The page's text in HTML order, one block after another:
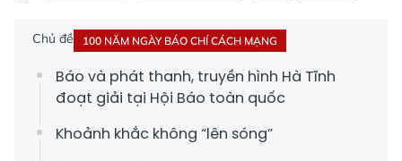
Chủ đề 100 NĂM NGÀY BÁO CHÍ CÁCH MẠNG
Báo và phát thanh, truyền hình Hà Tĩnh
đoạt giải tại Hội Báo toàn quốc
Khoảnh khắc không “lên sóng”